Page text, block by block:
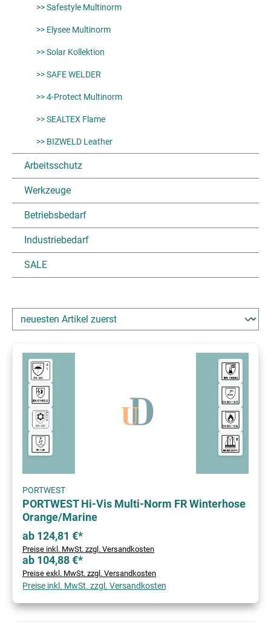
>> Safestyle Multinorm
>> Elysee Multinorm
>> Solar Kollektion
>> SAFE WELDER
>> 4-Protect Multinorm
>> SEALTEX Flame
>> BIZWELD Leather
Arbeitsschutz
Werkzeuge
Betriebsbedarf
Industriebedarf
SALE
PORTWEST
PORTWEST Hi-Vis Multi-Norm FR Winterhose
Orange/Marine
ab 124,81 €*
Preise inkl. MwSt. zzgl. Versandkosten
ab 104,88 €*
Preise exkl. MwSt. zzgl. Versandkosten
Preise inkl. MwSt. zzgl. Versandkosten